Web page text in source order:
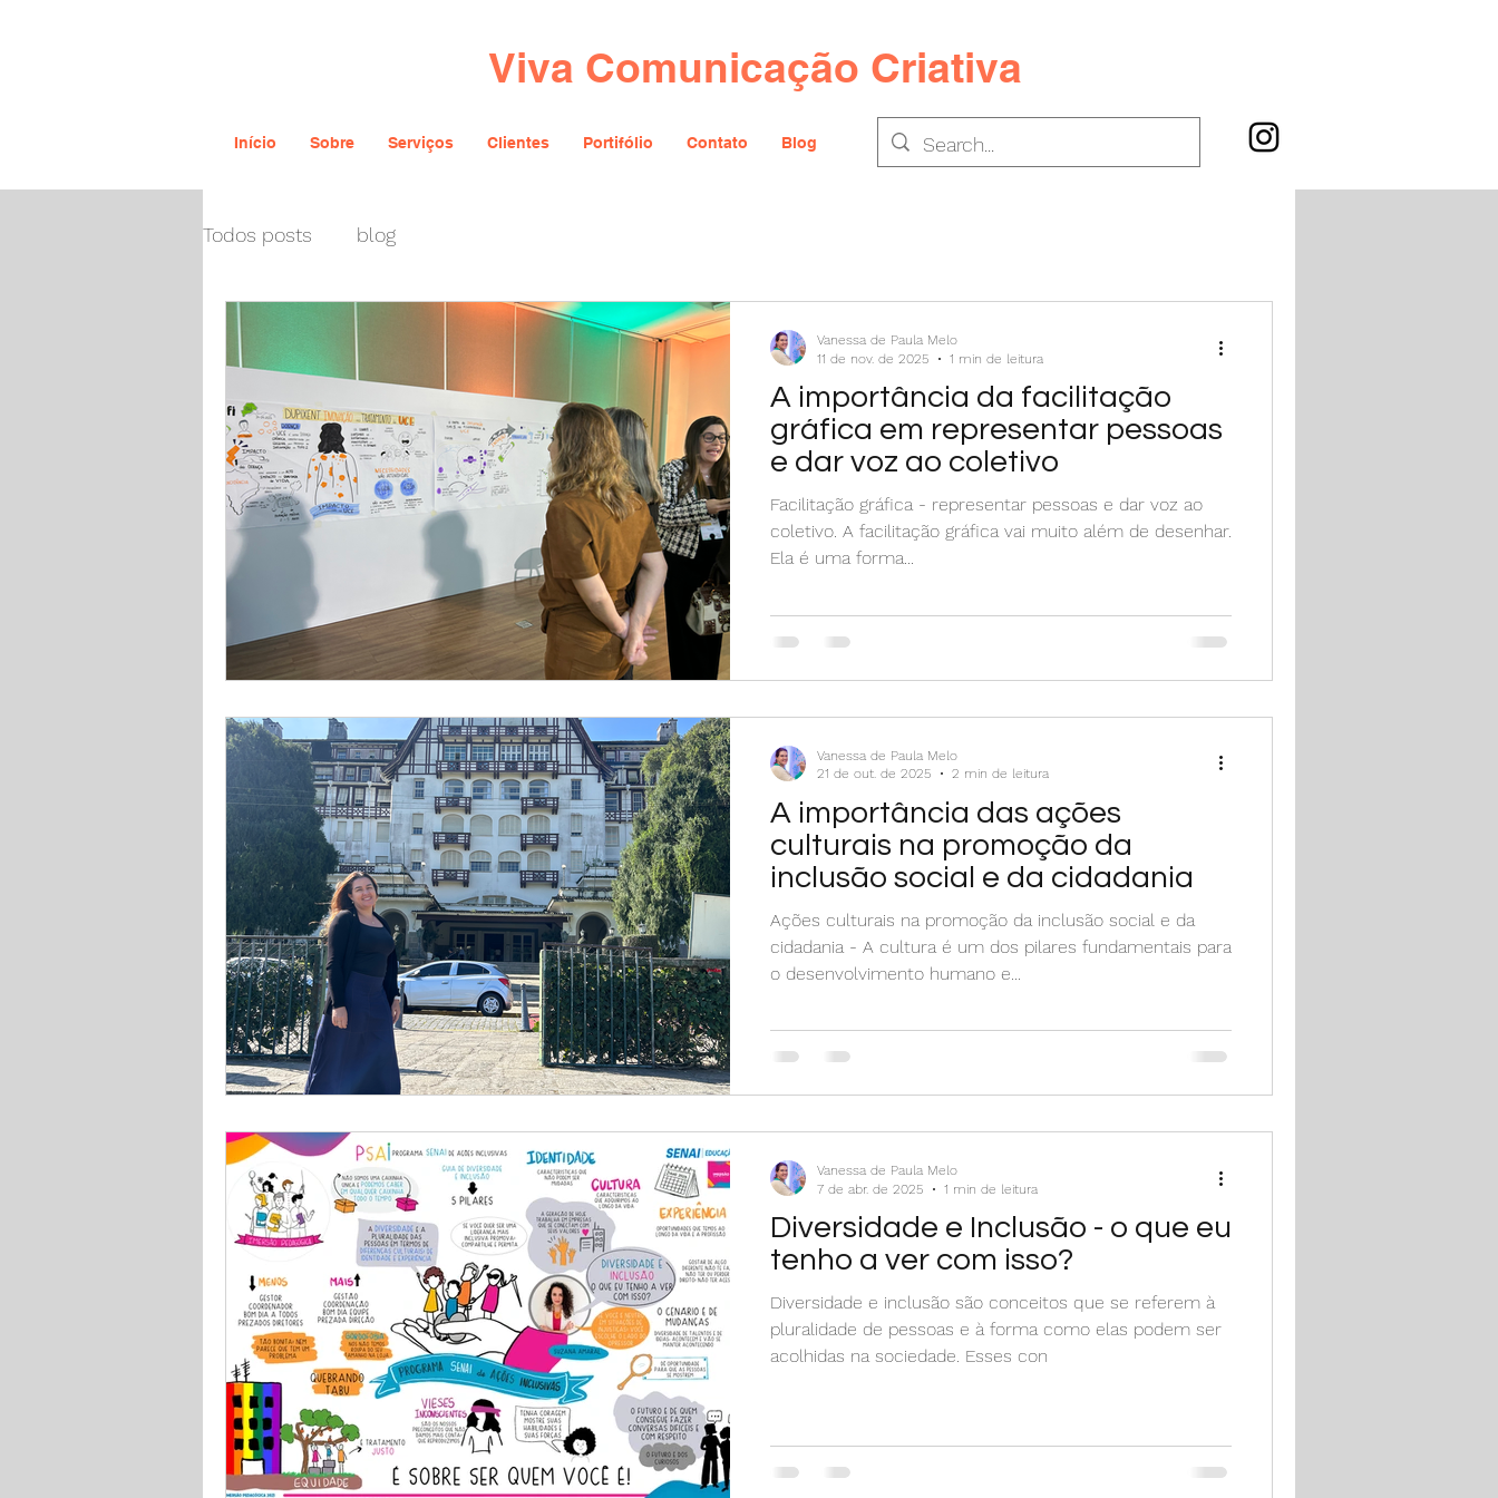
Viva Comunicação Criativa
Início Sobre Serviços Clientes Portifólio Contato Blog
Todos posts blog
A importância da facilitação
gráfica em representar pessoas
e dar voz ao coletivo
Facilitação gráfica - representar pessoas e dar voz ao
coletivo. A facilitação gráfica vai muito além de desenhar.
Ela é uma forma...
Vanessa de Paula Melo
11 de nov. de 2025
1 min de leitura
A importância das ações
culturais na promoção da
inclusão social e da cidadania
Ações culturais na promoção da inclusão social e da
cidadania - A cultura é um dos pilares fundamentais para
o desenvolvimento humano e...
Vanessa de Paula Melo
21 de out. de 2025
2 min de leitura
Diversidade e Inclusão - o que eu
tenho a ver com isso?
Diversidade e inclusão são conceitos que se referem à
pluralidade de pessoas e à forma como elas podem ser
acolhidas na sociedade. Esses con
Vanessa de Paula Melo
7 de abr. de 2025
1 min de leitura